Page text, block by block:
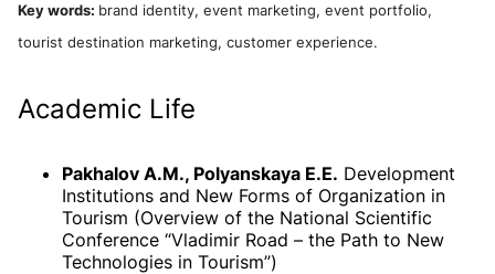
Key words: brand identity, event marketing, event portfolio,
tourist destination marketing, customer experience.
Academic Life
Pakhalov A.M., Polyanskaya E.E. Development
Institutions and New Forms of Organization in
Tourism (Overview of the National Scientific
Conference “Vladimir Road – the Path to New
Technologies in Tourism”)